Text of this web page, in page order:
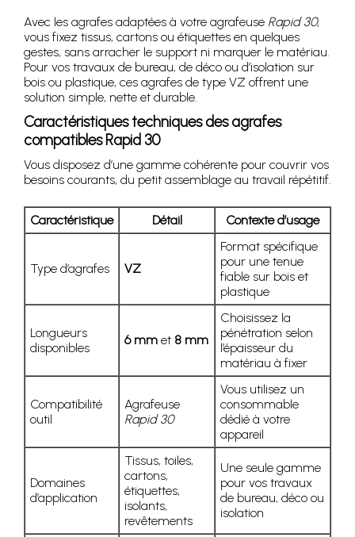
Avec les agrafes adaptées à votre agrafeuse Rapid 30,
vous fixez tissus, cartons ou étiquettes en quelques
gestes, sans arracher le support ni marquer le matériau.
Pour vos travaux de bureau, de déco ou d’isolation sur
bois ou plastique, ces agrafes de type VZ offrent une
solution simple, nette et durable.
Caractéristiques techniques des agrafes
compatibles Rapid 30
Vous disposez d’une gamme cohérente pour couvrir vos
besoins courants, du petit assemblage au travail répétitif.
Caractéristique Détail Contexte d’usage
Type d’agrafes VZ
Format spécifique
pour une tenue
fiable sur bois et
plastique
Longueurs
disponibles
6 mm et 8 mm
Choisissez la
pénétration selon
l’épaisseur du
matériau à fixer
Compatibilité
outil
Agrafeuse
Rapid 30
Vous utilisez un
consommable
dédié à votre
appareil
Domaines
d’application
Tissus, toiles,
cartons,
étiquettes,
isolants,
revêtements
Une seule gamme
pour vos travaux
de bureau, déco ou
isolation